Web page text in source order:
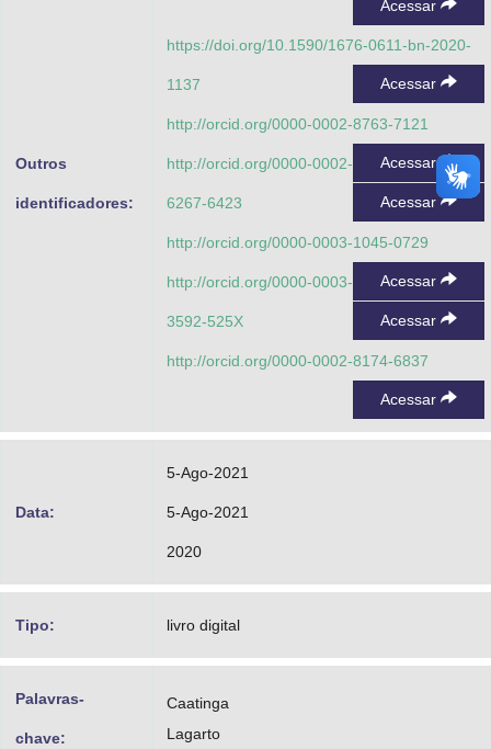
Outros
identificadores:
Acessar
https://doi.org/10.1590/1676-0611-bn-2020-
1137 Acessar
http://orcid.org/0000-0002-8763-7121
Acessar
http://orcid.org/0000-0002-
6267-6423 Acessar
http://orcid.org/0000-0003-1045-0729
Acessar
http://orcid.org/0000-0003-
3592-525X Acessar
http://orcid.org/0000-0002-8174-6837
Acessar
Data:
5-Ago-2021
5-Ago-2021
2020
Tipo: livro digital
Palavras-
chave:
Caatinga
Lagarto